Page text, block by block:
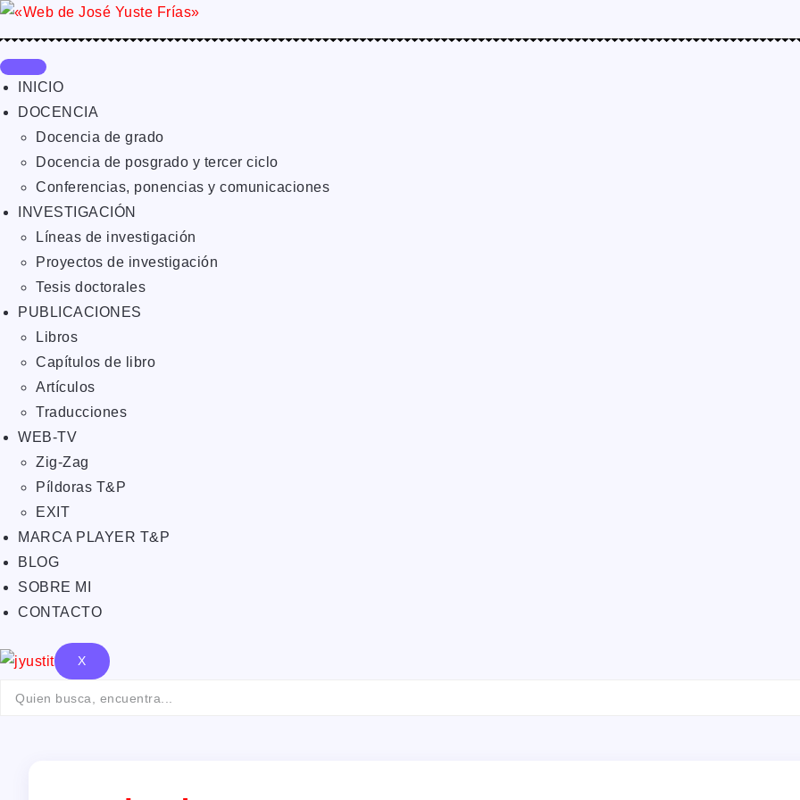
INICIO
DOCENCIA
Docencia de grado
Docencia de posgrado y tercer ciclo
Conferencias, ponencias y comunicaciones
INVESTIGACIÓN
Líneas de investigación
Proyectos de investigación
Tesis doctorales
PUBLICACIONES
Libros
Capítulos de libro
Artículos
Traducciones
WEB-TV
Zig-Zag
Píldoras T&P
EXIT
MARCA PLAYER T&P
BLOG
SOBRE MI
CONTACTO
X